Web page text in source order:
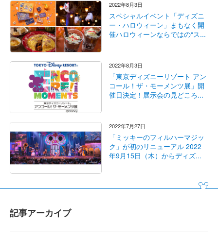
2022年8月3日
スペシャルイベント「ディズニ
ー・ハロウィーン」まもなく開
催ハロウィーンならではの“ス...
2022年8月3日
「東京ディズニーリゾート アン
コール！ザ・モーメンツ展」開
催日決定！展示会の見どころ...
2022年7月27日
「ミッキーのフィルハーマジッ
ク」が初のリニューアル 2022
年9月15日（木）からディズ...
記事アーカイブ